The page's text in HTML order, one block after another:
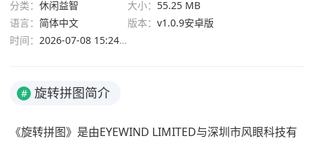
分类： 休闲益智 大小： 55.25 MB
语言： 简体中文 版本： v1.0.9安卓版
时间： 2026-07-08 15:24:55
# 旋转拼图简介
《旋转拼图》是由EYEWIND LIMITED与深圳市风眼科技有